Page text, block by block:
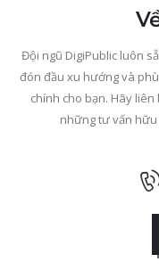
Đội ngũ DigiPublic luôn
đón đầu xu hướng và
chính cho bạn. Hãy
những tư vấn